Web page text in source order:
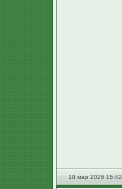
18 мар 2026 15:42